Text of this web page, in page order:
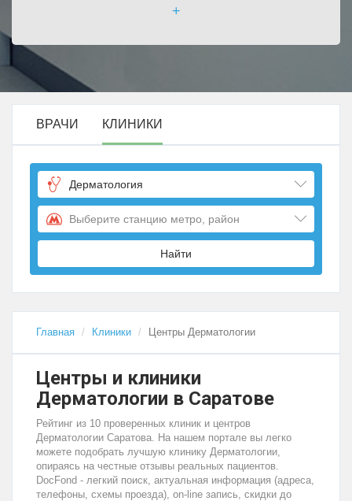
+
ВРАЧИ КЛИНИКИ
Дерматология
Выберите станцию метро, район
Найти
Главная Клиники Центры Дерматологии
Центры и клиники
Дерматологии в Саратове
Рейтинг из 10 проверенных клиник и центров
Дерматологии Саратова. На нашем портале вы легко
можете подобрать лучшую клинику Дерматологии,
опираясь на честные отзывы реальных пациентов.
DocFond - легкий поиск, актуальная информация (адреса,
телефоны, схемы проезда), on-line запись, скидки до